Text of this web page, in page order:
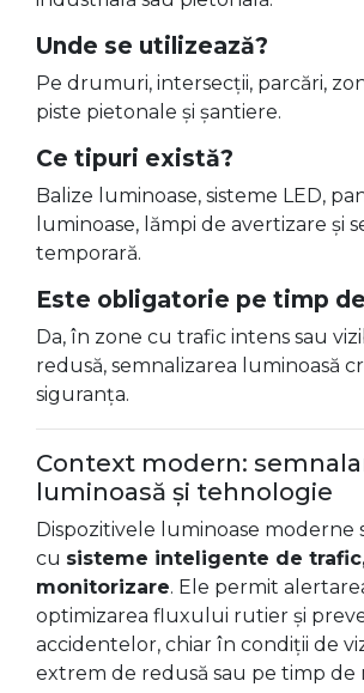
Unde se utilizează?
Pe drumuri, intersecții, parcări,
piste pietonale și șantiere.
Ce tipuri există?
Balize luminoase, sisteme LED,
luminoase, lămpi de avertizare și
temporară.
Este obligatorie pe timp
Da, în zone cu trafic intens sau
redusă, semnalizarea luminoasă
siguranța.
Context modern:
luminoasă și tehnologie
Dispozitivele luminoase moderne
cu sisteme inteligente de
monitorizare. Ele permit
optimizarea fluxului rutier și
accidentelor, chiar în condiții de
extrem de redusă sau pe timp de